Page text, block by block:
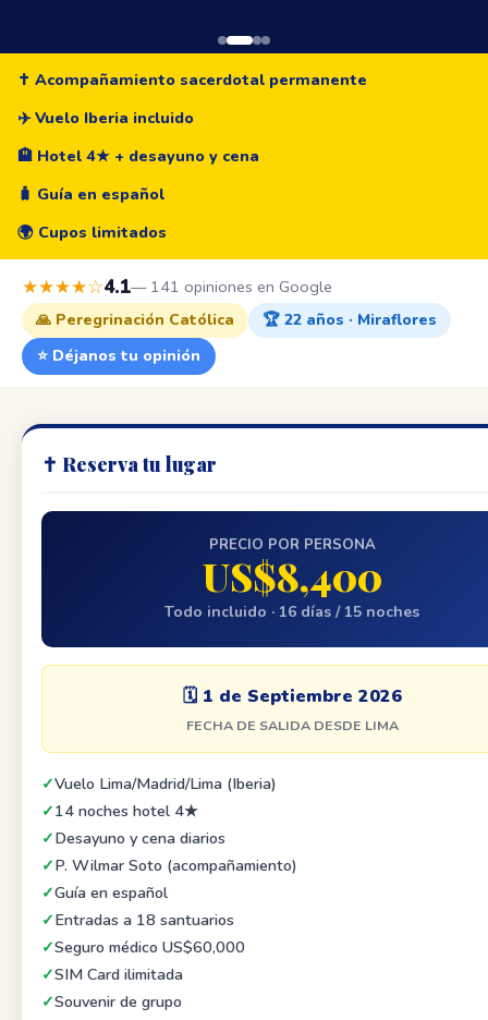
✝️
🕊️ PEREGRINACIÓN ·SANTUARIOS
Peregrinación a Santuarios
Marianos
Fátima · Lourdes · Montserrat · Santiago · Ávila · Loyola · París
🙏Acompañamiento espiritual:P. Wilmar Soto
Sacerdote colombiano · Ordenado en Roma 2019
✝️ Acompañamiento sacerdotal permanente
✈️ Vuelo Iberia incluido
🏨 Hotel 4★ + desayuno y cena
🧳 Guía en español
🌍 Cupos limitados
★★★★☆4.1— 141 opiniones en Google
🙏 Peregrinación Católica
🏆 22 años · Miraflores
⭐ Déjanos tu opinión
✝️ Reserva tu lugar
PRECIO POR PERSONA
US$8,400
Todo incluido · 16 días / 15 noches
🗓️ 1 de Septiembre 2026
FECHA DE SALIDA DESDE LIMA
Vuelo Lima/Madrid/Lima (Iberia)
14 noches hotel 4★
Desayuno y cena diarios
P. Wilmar Soto (acompañamiento)
Guía en español
Entradas a 18 santuarios
Seguro médico US$60,000
SIM Card ilimitada
Souvenir de grupo